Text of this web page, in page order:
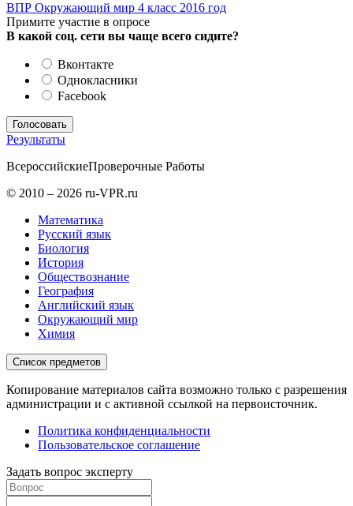
ВПР Окружающий мир 4 класс 2016 год
Примите участие в опросе
В какой соц. сети вы чаще всего сидите?
Вконтакте
Однокласники
Facebook
Результаты
ВсероссийскиеПроверочные Работы
© 2010 – 2026 ru-VPR.ru
Математика
Русский язык
Биология
История
Обществознание
География
Английский язык
Окружающий мир
Химия
Список предметов
Копирование материалов сайта возможно только с разрешения
администрации и с активной ссылкой на первоисточник.
Политика конфиденциальности
Пользовательское соглашение
Задать вопрос эксперту